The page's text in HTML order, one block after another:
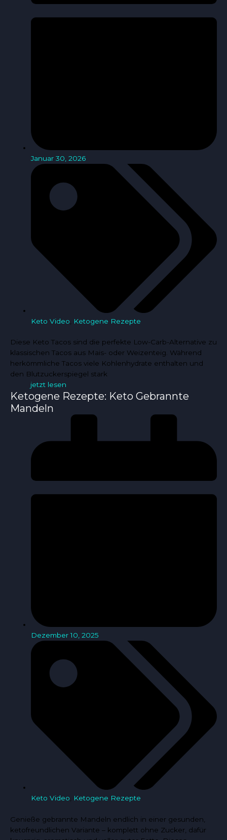
Januar 30, 2026
Keto Video Ketogene Rezepte
Diese Keto Tacos sind die perfekte Low-Carb-Alternative zu
klassischen Tacos aus Mais- oder Weizenteig. Während
herkömmliche Tacos viele Kohlenhydrate enthalten und
den Blutzuckerspiegel stark
jetzt lesen
Ketogene Rezepte: Keto Gebrannte
Mandeln
Dezember 10, 2025
Keto Video Ketogene Rezepte
Genieße gebrannte Mandeln endlich in einer gesunden,
ketofreundlichen Variante – komplett ohne Zucker, dafür